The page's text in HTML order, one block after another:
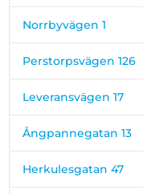
Norrbyvägen 1
Perstorpsvägen 126
Leveransvägen 17
Ångpannegatan 13
Herkulesgatan 47